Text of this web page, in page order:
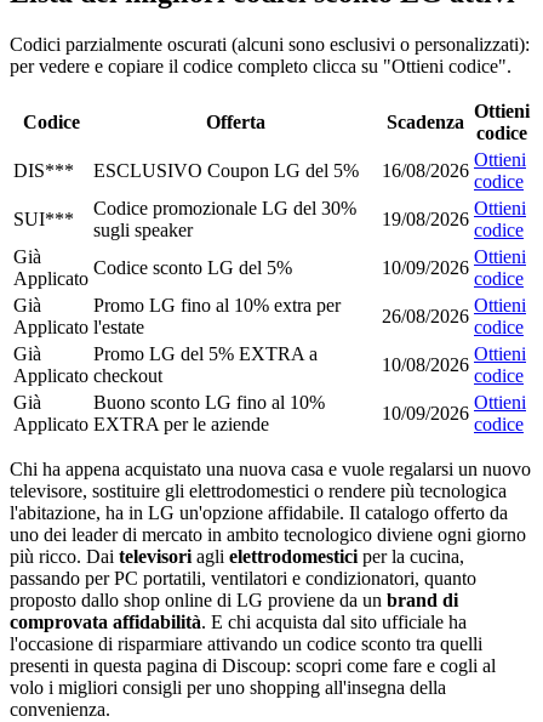
Codici parzialmente oscurati (alcuni sono esclusivi o personalizzati):
per vedere e copiare il codice completo clicca su "Ottieni codice".
Codice Offerta Scadenza
Ottieni
codice
DIS***
ESCLUSIVO Coupon LG del 5% 16/08/2026
Ottieni
codice
SUI***
Codice promozionale LG del 30%
sugli speaker
19/08/2026
Ottieni
codice
Già
Applicato
Codice sconto LG del 5% 10/09/2026
Ottieni
codice
Già
Applicato
Promo LG fino al 10% extra per
l'estate
26/08/2026
Ottieni
codice
Già
Applicato
Promo LG del 5% EXTRA a
checkout
10/08/2026
Ottieni
codice
Già
Applicato
Buono sconto LG fino al 10%
EXTRA per le aziende
10/09/2026
Ottieni
codice
Chi ha appena acquistato una nuova casa e vuole regalarsi un nuovo
televisore, sostituire gli elettrodomestici o rendere più tecnologica
l'abitazione, ha in LG un'opzione affidabile. Il catalogo offerto da
uno dei leader di mercato in ambito tecnologico diviene ogni giorno
più ricco. Dai televisori agli elettrodomestici per la cucina,
passando per PC portatili, ventilatori e condizionatori, quanto
proposto dallo shop online di LG proviene da un brand di
comprovata affidabilità. E chi acquista dal sito ufficiale ha
l'occasione di risparmiare attivando un codice sconto tra quelli
presenti in questa pagina di Discoup: scopri come fare e cogli al
volo i migliori consigli per uno shopping all'insegna della
convenienza.